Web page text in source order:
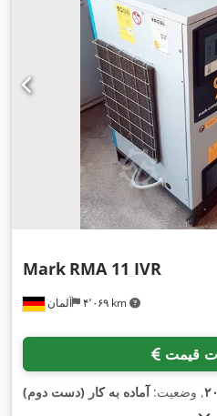
آلمان ۴٬۰۶۹ km
Mark RMA 11 IVR
قیمت
, وضعیت:آماده به کار (دست دوم)